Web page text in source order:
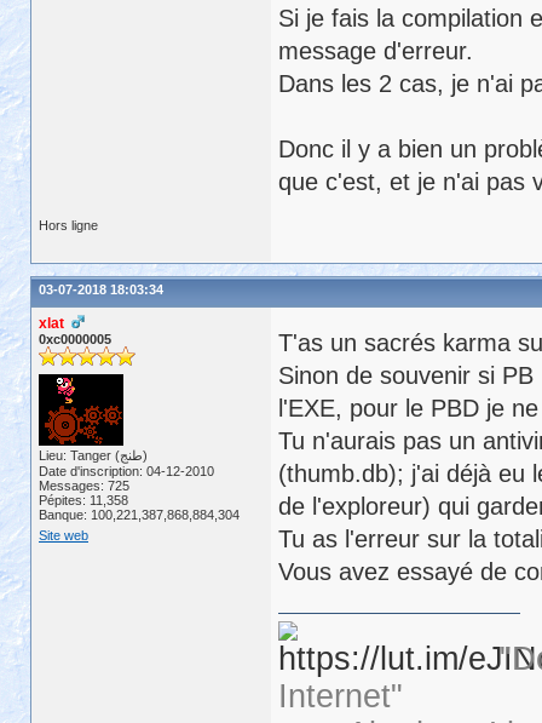
Si je fais la compilation
message d'erreur.
Dans les 2 cas, je n'ai
Donc il y a bien un
que c'est, et je n'ai pas
Hors ligne
03-07-2018 18:03:34
xlat
0xc0000005
Lieu: Tanger (طنج)
Date d'inscription: 04-12-2010
Messages: 725
Pépites: 11,358
Banque: 100,221,387,868,884,304
Site web
T'as un sacrés karma
Sinon de souvenir si
l'EXE, pour le PBD je
Tu n'aurais pas un
(thumb.db); j'ai déjà eu
de l'exploreur) qui
Tu as l'erreur sur la
Vous avez essayé de
Internet"